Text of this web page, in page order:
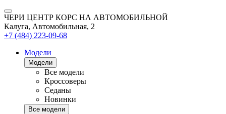
ЧЕРИ ЦЕНТР КОРС НА АВТОМОБИЛЬНОЙ
Калуга, Автомобильная, 2
+7 (484) 223-09-68
Модели
Модели
Все модели
Кроссоверы
Седаны
Новинки
Все модели